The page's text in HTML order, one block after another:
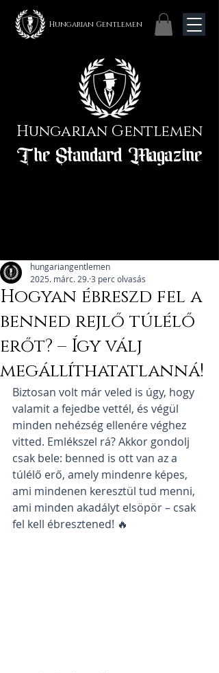
Hungarian Gentlemen
Hungarian Gentlemen
The Standard Magazine
Hogyan ébreszd fel a
benned rejlő túlélő
erőt? – Így válj
megállíthatatlanná!
hungariangentlemen
2025. márc. 29.3 perc olvasás
Biztosan volt már veled is úgy, hogy
valamit a fejedbe vettél, és végül
minden nehézség ellenére véghez
vitted. Emlékszel rá? Akkor gondolj
csak bele: benned is ott van az a
túlélő erő, amely mindenre képes,
ami mindenen keresztül tud menni,
ami minden akadályt elsöpör – csak
fel kell ébresztened! 🔥